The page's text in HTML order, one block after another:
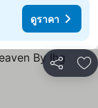
ดูราคา
แชร์ เ